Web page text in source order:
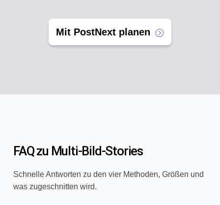
Mit PostNext planen
FAQ zu Multi-Bild-Stories
Schnelle Antworten zu den vier Methoden, Größen und
was zugeschnitten wird.